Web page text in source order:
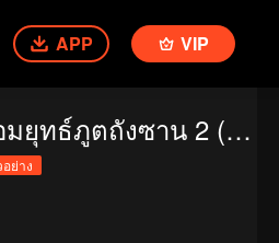
APP VIP
ตำนานจอมยุทธ์ภูตถังซาน 2 (พากย์ไทย)
ย่าง